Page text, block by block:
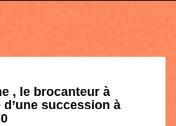
, le brocanteur à
succession à